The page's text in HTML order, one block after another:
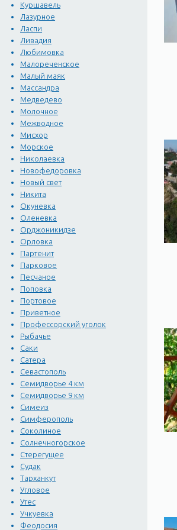
Куршавель
Лазурное
Ласпи
Ливадия
Любимовка
Малореченское
Малый маяк
Массандра
Медведево
Молочное
Межводное
Мисхор
Морское
Николаевка
Новофедоровка
Новый свет
Никита
Окуневка
Оленевка
Орджоникидзе
Орловка
Партенит
Парковое
Песчаное
Поповка
Портовое
Приветное
Профессорский уголок
Рыбачье
Саки
Сатера
Севастополь
Семидворье 4 км
Семидворье 9 км
Симеиз
Симферополь
Соколиное
Солнечногорское
Стерегущее
Судак
Тарханкут
Угловое
Утес
Учкуевка
Феодосия